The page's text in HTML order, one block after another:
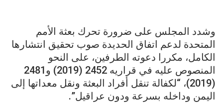
وشدد المجلس على ضرورة تحرك بعثة الأمم
المتحدة لدعم اتفاق الحديدة صوب تحقيق انتشارها
الكامل، مكررا دعوته الطرفين، على النحو
المنصوص عليه في قراريه 2452 (2019) و2481
(2019)، “لكفالة تنقل أفراد البعثة ونقل معداتها إلى
اليمن وداخله بسرعة ودون عراقيل”.